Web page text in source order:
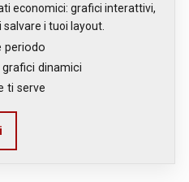
economici: grafici interattivi,
i tuoi layout.
periodo
dinamici
ti serve